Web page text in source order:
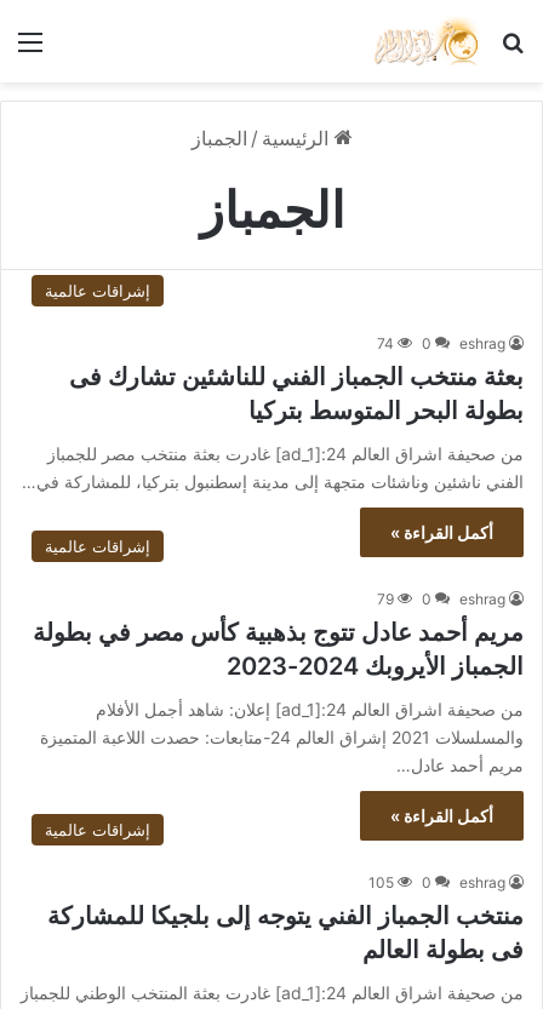
بحث عن
الرئيسية / الجمباز
الجمباز
إشراقات عالمية
eshrag
0
74
بعثة منتخب الجمباز الفني للناشئين تشارك فى
بطولة البحر المتوسط بتركيا
من صحيفة اشراق العالم 24:[ad_1] غادرت بعثة منتخب مصر للجمباز
الفني ناشئين وناشئات متجهة إلى مدينة إسطنبول بتركيا، للمشاركة في…
أكمل القراءة »
إشراقات عالمية
eshrag
0
79
مريم أحمد عادل تتوج بذهبية كأس مصر في بطولة
الجمباز الأيروبك 2024-2023
من صحيفة اشراق العالم 24:[ad_1] إعلان: شاهد أجمل الأفلام
والمسلسلات 2021 إشراق العالم 24-متابعات: حصدت اللاعبة المتميزة
مريم أحمد عادل…
أكمل القراءة »
إشراقات عالمية
eshrag
0
105
منتخب الجمباز الفني يتوجه إلى بلجيكا للمشاركة
فى بطولة العالم
من صحيفة اشراق العالم 24:[ad_1] غادرت بعثة المنتخب الوطني للجمباز